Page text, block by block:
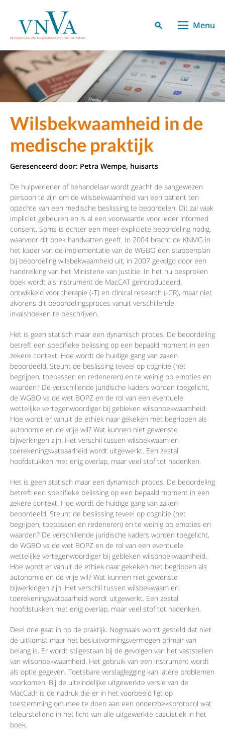
Menu
Wilsbekwaamheid in de
medische praktijk
Geresenceerd door: Petra Wempe, huisarts
De hulpverlener of behandelaar wordt geacht de aangewezen
persoon te zijn om de wilsbekwaamheid van een patient ten
opzichte van een medische beslissing te beoordelen. Dit zal vaak
impliciet gebeuren en is al een voorwaarde voor ieder informed
consent. Soms is echter een meer expliciete beoordeling nodig,
waarvoor dit boek handvatten geeft. In 2004 bracht de KNMG in
het kader van de implementatie van de WGBO een stappenplan
bij beoordeling wilsbekwaamheid uit, in 2007 gevolgd door een
handreiking van het Ministerie van Justitie. In het nu besproken
boek wordt als instrument de MacCAT geïntroduceerd,
ontwikkeld voor therapie (-T) en clinical research (-CR), maar niet
alvorens dit beoordelingsproces vanuit verschillende
invalshoeken te beschrijven.
Het is geen statisch maar een dynamisch proces. De beoordeling
betreft een specifieke belissing op een bepaald moment in een
zekere context. Hoe wordt de huidige gang van zaken
beoordeeld. Steunt de beslissing teveel op cognitie (het
begrijpen, toepassen en redeneren) en te weinig op emoties en
waarden? De verschillende juridische kaders worden toegelicht,
de WGBO vs de wet BOPZ en de rol van een eventuele
wettelijke vertegenwoordiger bij gebleken wilsonbekwaamheid.
Hoe wordt er vanuit de ethiek naar gekeken met begrippen als
autonomie en de vrije wil? Wat kunnen niet gewenste
bijwerkingen zijn. Het verschil tussen wilsbekwaam en
toerekeningsvatbaarheid wordt uitgewerkt. Een zestal
hoofdstukken met enig overlap, maar veel stof tot nadenken.
Het is geen statisch maar een dynamisch proces. De beoordeling
betreft een specifieke belissing op een bepaald moment in een
zekere context. Hoe wordt de huidige gang van zaken
beoordeeld. Steunt de beslissing teveel op cognitie (het
begrijpen, toepassen en redeneren) en te weinig op emoties en
waarden? De verschillende juridische kaders worden toegelicht,
de WGBO vs de wet BOPZ en de rol van een eventuele
wettelijke vertegenwoordiger bij gebleken wilsonbekwaamheid.
Hoe wordt er vanuit de ethiek naar gekeken met begrippen als
autonomie en de vrije wil? Wat kunnen niet gewenste
bijwerkingen zijn. Het verschil tussen wilsbekwaam en
toerekeningsvatbaarheid wordt uitgewerkt. Een zestal
hoofdstukken met enig overlap, maar veel stof tot nadenken.
Deel drie gaat in op de praktijk. Nogmaals wordt gesteld dat niet
de uitkomst maar het besluitvormingsvermogen primair van
belang is. Er wordt stilgestaan bij de gevolgen van het vaststellen
van wilsonbekwaamheid. Het gebruik van een instrument wordt
als optie gegeven. Toetsbare verslaglegging kan latere problemen
voorkomen. Bij de uiteindelijke uitgewerkte versie van de
MacCath is de nadruk die er in het voorbeeld ligt op
toestemming om mee te doen aan een onderzoeksprotocol wat
teleurstellend in het licht van alle uitgewerkte casuistiek in het
boek.